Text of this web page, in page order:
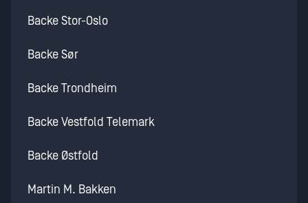
Backe Stor-Oslo
Backe Sør
Backe Trondheim
Backe Vestfold Telemark
Backe Østfold
Martin M. Bakken